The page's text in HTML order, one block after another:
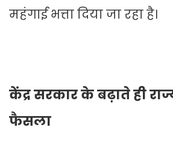
महंगाई भत्ता दिया जा रहा है।
केंद्र सरकार के बढ़ाते ही
फैसला